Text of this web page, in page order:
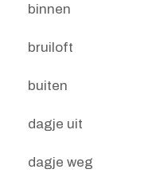
binnen
bruiloft
buiten
dagje uit
dagje weg